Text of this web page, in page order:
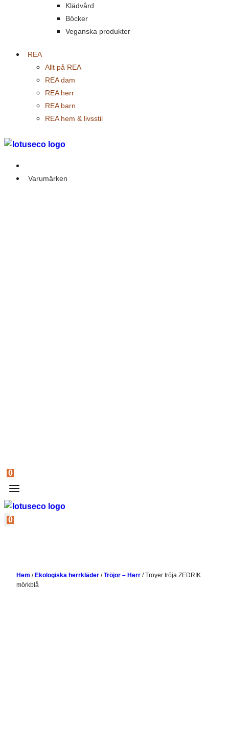
Klädvård
Böcker
Veganska produkter
REA
Allt på REA
REA dam
REA herr
REA barn
REA hem & livsstil
Varumärken
0
0
Hem / Ekologiska herrkläder /Tröjor – Herr /Troyer tröja ZEDRIK
mörkblå